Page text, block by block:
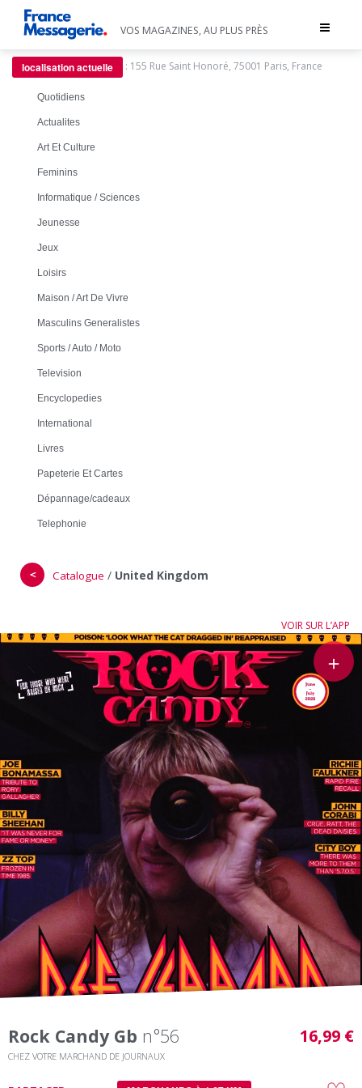
Toggle
VOS MAGAZINES, AU PLUS PRÈS
localisation actuelle : 155 Rue Saint Honoré, 75001 Paris, France
Quotidiens
Actualites
Art Et Culture
Feminins
Informatique / Sciences
Jeunesse
Jeux
Loisirs
Maison / Art De Vivre
Masculins Generalistes
Sports / Auto / Moto
Television
Encyclopedies
International
Livres
Papeterie Et Cartes
Dépannage/cadeaux
Telephonie
＜ Catalogue / United Kingdom
VOIR SUR L’APP
＋
Rock Candy Gb n°56
CHEZ VOTRE MARCHAND DE JOURNAUX
16,99 €